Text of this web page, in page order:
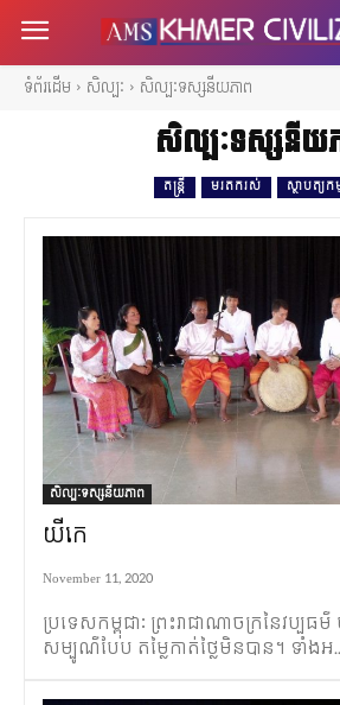
ទំព័រដើម សិល្បៈ សិល្បៈទស្សនីយភាព
សិល្បៈទស្សនីយ
តន្ត្រី មរតករស់ ស្ថាបត្យកម្
សិល្បៈទស្សនីយភាព
យីកេ
November 11, 2020
ប្រទេសកម្ពុជាៈ ព្រះរាជាណាចក្រនៃវប្បធ
សម្បូណ៌បែប តម្លៃកាត់ថ្លៃមិនបាន។ ទាំងអ